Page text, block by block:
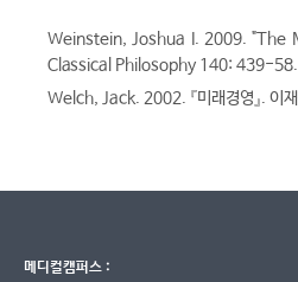
Weinstein, Joshua I. 2009. "The
Classical Philosophy 140: 439-58.
Welch, Jack. 2002. 『미래경영』. 이
메디컬캠퍼스 :